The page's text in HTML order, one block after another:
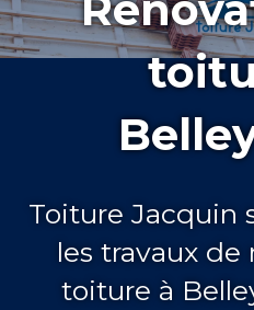
Toiture Jacquin
les travaux
toiture à